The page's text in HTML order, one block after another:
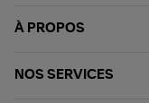
À PROPOS
NOS SERVICES